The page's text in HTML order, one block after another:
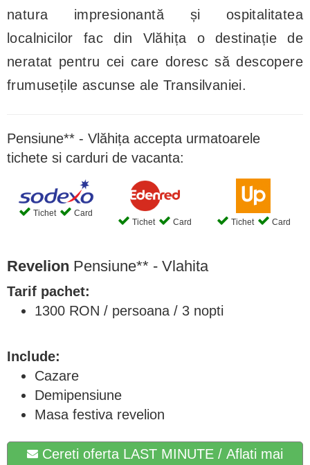
natura impresionantă și ospitalitatea
localnicilor fac din Vlăhița o destinație de
neratat pentru cei care doresc să descopere
frumusețile ascunse ale Transilvaniei.
Pensiune** - Vlăhița accepta urmatoarele
tichete si carduri de vacanta:
Tichet
Card
Tichet
Card Tichet Card
Revelion Pensiune** - Vlahita
Tarif pachet:
1300 RON / persoana / 3 nopti
Include:
Cazare
Demipensiune
Masa festiva revelion
Cereti oferta LAST MINUTE / Aflati mai